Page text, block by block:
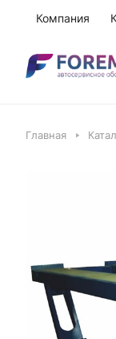
Компания
Главная